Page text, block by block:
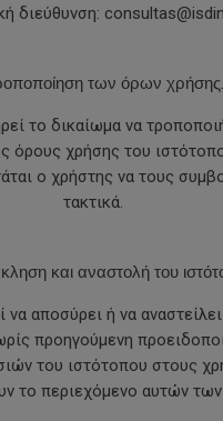
διεύθυνση:
των όρων χρήσης.
το δικαίωμα να
όρους χρήσης του
ο χρήστης να τους
τακτικά.
και αναστολή του
να αποσύρει ή να
προηγούμενη
του ιστότοπου στους
το περιεχόμενο αυτών